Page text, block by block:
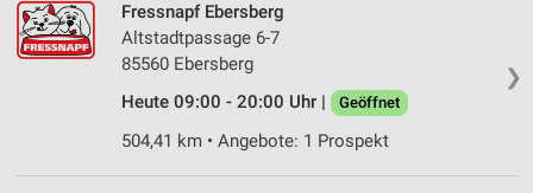
❯
Fressnapf Ebersberg
Altstadtpassage 6-7
85560 Ebersberg
Heute 09:00 - 20:00 Uhr |
Geöffnet
504,41 km • Angebote: 1 Prospekt
Verwendung von Profilen zur Auswahl
personalisierter Werbung
Erstellung von Profilen zur Personalisierung